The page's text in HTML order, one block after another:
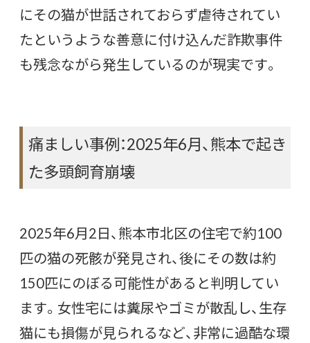
にその猫が世話されておらず虐待されてい
たというような善意に付け込んだ詐欺事件
も残念ながら発生しているのが現実です。
痛ましい事例：2025年6月、熊本で起き
た多頭飼育崩壊
2025年6月2日、熊本市北区の住宅で約100
匹の猫の死骸が発見され、後にその数は約
150匹にのぼる可能性があると判明してい
ます。女性宅には糞尿やゴミが散乱し、生存
猫にも損傷が見られるなど、非常に過酷な環